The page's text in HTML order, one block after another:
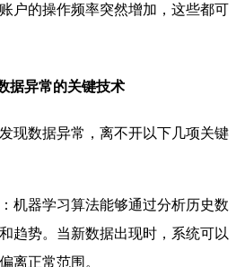
户的操作频率突然增加，这些都可
据异常的关键技术
现数据异常，离不开以下几项关键
机器学习算法能够通过分析历史数
趋势。当新数据出现时，系统可以
离正常范围。